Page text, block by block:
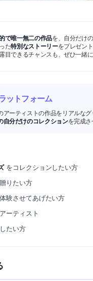
で唯一無二の作品を、自分だけ
た特別なストーリーをプレゼン
目できるチャンスも、ぜひ一緒
ットフォーム
ーティストの作品をリアルな
自分だけのコレクションを完成
をコレクションしたい方
りたい方
験させてあげたい方
ーティスト
たい方